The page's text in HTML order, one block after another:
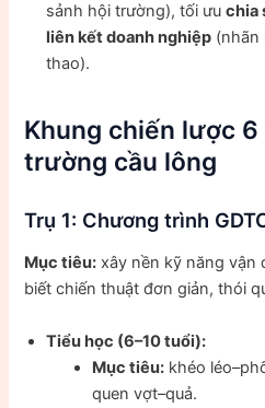
sảnh hội trường), tối ưuchia
liên kết doanh nghiệp (nhãn
thao).
Khung chiến lược
trường cầu lông
Trụ 1: Chương trình
Mục tiêu: xây nền kỹ năng vận
biết chiến thuật đơn giản, thói
Tiểu học (6–10 tuổi):
Mục tiêu: khéo
quen vợt–quả.